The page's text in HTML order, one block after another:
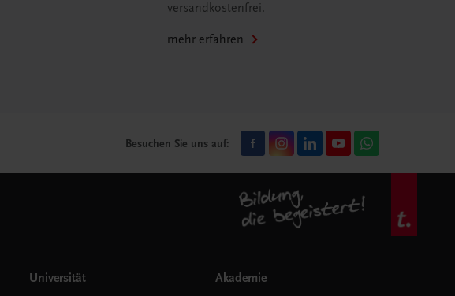
versandkostenfrei.
mehr erfahren
Besuchen Sie uns auf:
Universität Akademie